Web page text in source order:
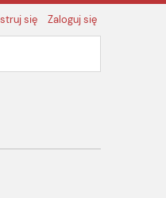
się Zaloguj się